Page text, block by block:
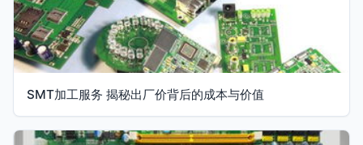
SMT加工服务 揭秘出厂价背后的成本与价值